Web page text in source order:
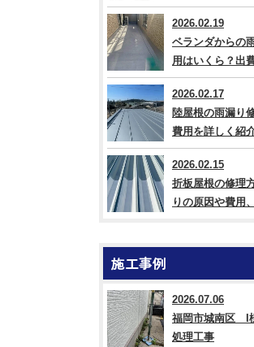
2026.02.19
ベランダからの
用はいくら？出
法なども解説
2026.02.17
陸屋根の雨漏り
費用を詳しく紹
いも解説
2026.02.15
折板屋根の修理
りの原因や費用
施工事例
2026.07.06
福岡市城南区 I
処理工事